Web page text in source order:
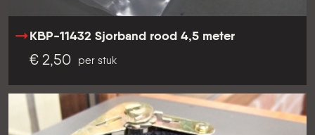
KBP-11432 Sjorband rood 4,5 meter
€ 2,50 per stuk